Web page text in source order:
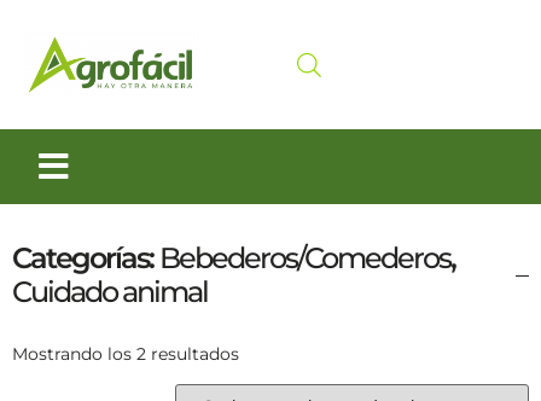
Categorías: Bebederos/Comederos,
Cuidado animal
Mostrando los 2 resultados